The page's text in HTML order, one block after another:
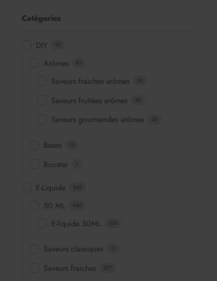
Catégories
DIY 97
Arômes 81
Saveurs fraiches arômes 29
Saveurs fruitées arômes 50
Saveurs gourmandes arômes 22
Bases 16
Booster 1
E-Liquide 542
50 ML 542
E-liquide 50ML 530
Saveurs classiques 11
Saveurs fraiches 277